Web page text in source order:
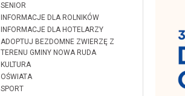
SENIOR
INFORMACJE DLA ROLNIKÓW
INFORMACJE DLA HOTELARZY
ADOPTUJ BEZDOMNE ZWIERZĘ Z
TERENU GMINY NOWA RUDA
KULTURA
OŚWIATA
SPORT